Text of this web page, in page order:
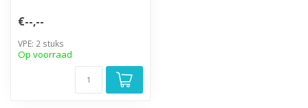
€--,--
VPE: 2 stuks
Op voorraad